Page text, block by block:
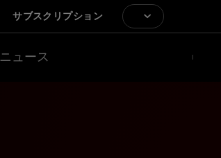
サブスクリプション
ニュース